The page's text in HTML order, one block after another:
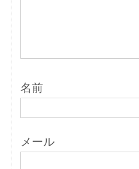
名前
メール